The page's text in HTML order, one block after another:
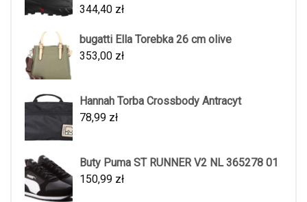
344,40 zł
bugatti Ella Torebka 26 cm olive
353,00 zł
Hannah Torba Crossbody Antracyt
78,99 zł
Buty Puma ST RUNNER V2 NL 365278 01
150,99 zł